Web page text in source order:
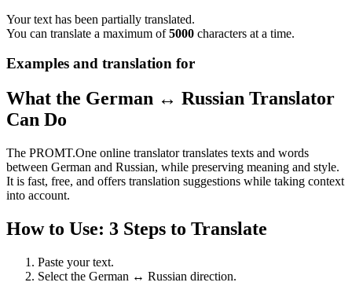
Your text has been partially translated.
You can translate a maximum of5000 characters at a time.
Examples and translation for
What the German ↔ Russian Translator
Can Do
The PROMT.One online translator translates texts and words
between German and Russian, while preserving meaning and style.
It is fast, free, and offers translation suggestions while taking context
into account.
How to Use: 3 Steps to Translate
Paste your text.
Select the German ↔ Russian direction.